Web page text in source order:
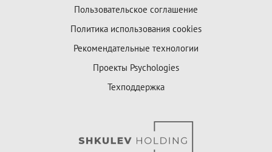
Пользовательское соглашение
Политика использования cookies
Рекомендательные технологии
Проекты Psychologies
Техподдержка